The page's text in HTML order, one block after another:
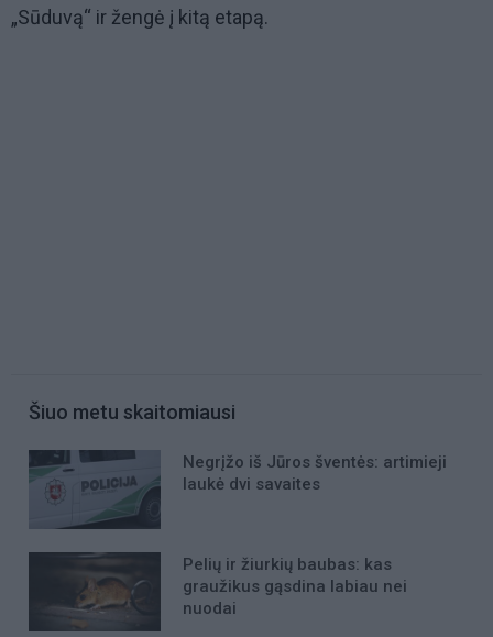
„Sūduvą“ ir žengė į kitą etapą.
Šiuo metu skaitomiausi
Negrįžo iš Jūros šventės: artimieji
laukė dvi savaites
Pelių ir žiurkių baubas: kas
graužikus gąsdina labiau nei
nuodai